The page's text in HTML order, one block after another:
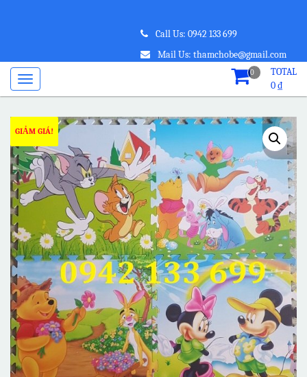
Call Us: 0942 133 699
Mail Us: thamchobe@gmail.com
0
TOTAL
0₫
GIẢM GIÁ!